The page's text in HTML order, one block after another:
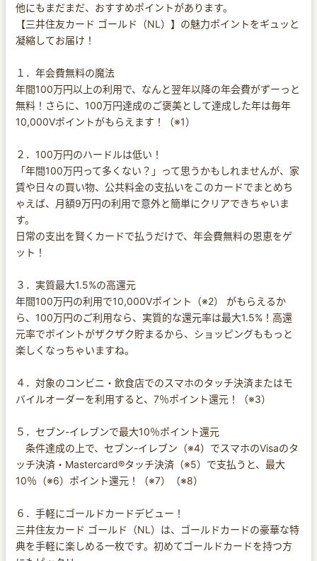
他にもまだまだ、おすすめポイントがあります。
【三井住友カード ゴールド（NL）】の魅力ポイントをギュッと
凝縮してお届け！
１．年会費無料の魔法
年間100万円以上の利用で、なんと翌年以降の年会費がずーっと
無料！さらに、100万円達成のご褒美として達成した年は毎年
10,000Vポイントがもらえます！（※1）
２．100万円のハードルは低い！
「年間100万円って多くない？」って思うかもしれませんが、家
賃や日々の買い物、公共料金の支払いをこのカードでまとめち
ゃえば、月額9万円の利用で意外と簡単にクリアできちゃいま
す。
日常の支出を賢くカードで払うだけで、年会費無料の恩恵をゲ
ット！
３．実質最大1.5%の高還元
年間100万円の利用で10,000Vポイント（※2） がもらえるか
ら、100万円のご利用なら、実質的な還元率は最大1.5%！高還
元率でポイントがザクザク貯まるから、ショッピングももっと
楽しくなっちゃいますね。
４．対象のコンビニ・飲食店でのスマホのタッチ決済またはモ
バイルオーダーを利用すると、7％ポイント還元！（※3）
５．セブン-イレブンで最大10％ポイント還元
条件達成の上で、セブン-イレブン（※4）でスマホのVisaのタ
ッチ決済・Mastercard®タッチ決済（※5）で支払うと、最大
10％（※6）ポイント還元！（※7）（※8）
６．手軽にゴールドカードデビュー！
三井住友カード ゴールド（NL）は、ゴールドカードの豪華な特
典を手軽に楽しめる一枚です。初めてゴールドカードを持つ方